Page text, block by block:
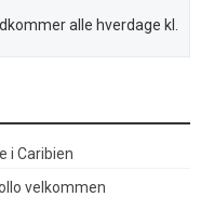
alle hverdage kl.
i Caribien
velkommen